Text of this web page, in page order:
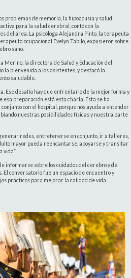
problemas de memoria, la hipoacusia y salud
para la salud cerebral, contó con la
del área. La psicóloga Alejandra Pinto, la terapeuta
ocupacional Evelyn Tabilo, expusieron sobre
sano.
Merino, la directora de Salud y Educación del
bienvenida a los asistentes, y destacó la
saludable.
Ese desafío hay que enfrentarlo de la mejor forma y
esa preparación está esta charla. Esta se ha
con el hospital, porque nos ayuda a entender
nuestras posibilidades físicas y nuestra parte
redes, entretenerse en conjunto, ir a talleres,
mayor pueda reencantarse, apoyarse y transitar
vida”.
informarse sobre los cuidados del cerebro y de
conversatorio fue un espacio de encuentro y
prácticos para mejorar la calidad de vida.